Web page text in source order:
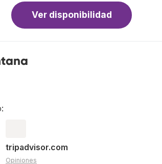
Ver disponibilidad
tripadvisor.com
Opiniones